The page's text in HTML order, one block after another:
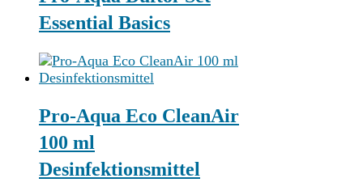
Essential Basics
Pro-Aqua Eco CleanAir
100 ml
Desinfektionsmittel